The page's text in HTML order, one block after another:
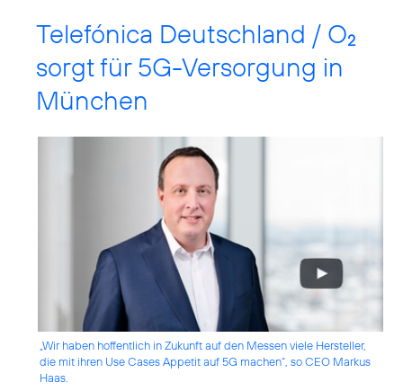
Telefónica Deutschland / O2
sorgt für 5G-Versorgung in
München
„Wir haben hoffentlich in Zukunft auf den Messen viele Hersteller,
die mit ihren Use Cases Appetit auf 5G machen“, so CEO Markus
Haas.